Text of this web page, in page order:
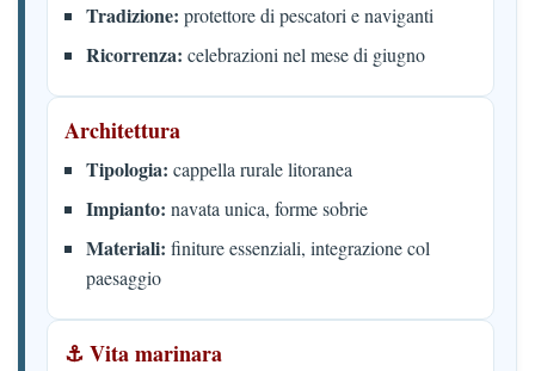
Tradizione: protettore di pescatori e naviganti
Ricorrenza: celebrazioni nel mese di giugno
Architettura
Tipologia: cappella rurale litoranea
Impianto: navata unica, forme sobrie
Materiali: finiture essenziali, integrazione col
paesaggio
⚓ Vita marinara